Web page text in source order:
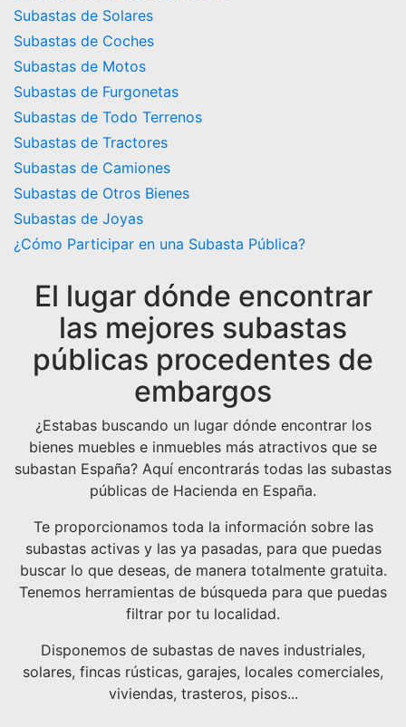
Subastas de Solares
Subastas de Coches
Subastas de Motos
Subastas de Furgonetas
Subastas de Todo Terrenos
Subastas de Tractores
Subastas de Camiones
Subastas de Otros Bienes
Subastas de Joyas
¿Cómo Participar en una Subasta Pública?
El lugar dónde encontrar
las mejores subastas
públicas procedentes de
embargos
¿Estabas buscando un lugar dónde encontrar los
bienes muebles e inmuebles más atractivos que se
subastan España? Aquí encontrarás todas las subastas
públicas de Hacienda en España.
Te proporcionamos toda la información sobre las
subastas activas y las ya pasadas, para que puedas
buscar lo que deseas, de manera totalmente gratuita.
Tenemos herramientas de búsqueda para que puedas
filtrar por tu localidad.
Disponemos de subastas de naves industriales,
solares, fincas rústicas, garajes, locales comerciales,
viviendas, trasteros, pisos...